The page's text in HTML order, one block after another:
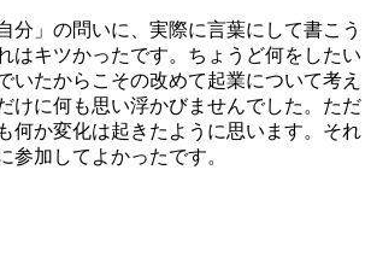
分」の問いに、実際に言葉にして書こう
はキツかったです。ちょうど何をしたい
いたからこその改めて起業について考え
けに何も思い浮かびませんでした。ただ
何か変化は起きたように思います。それ
参加してよかったです。